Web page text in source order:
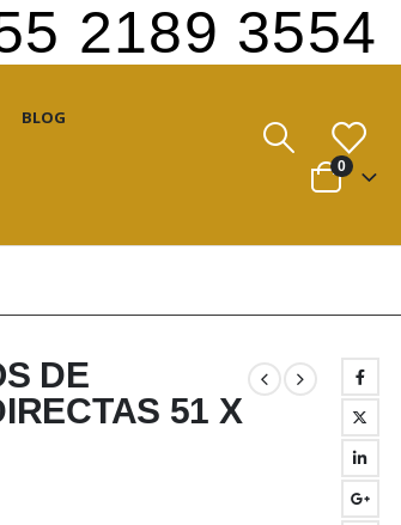
2189 3554
BLOG
0
DE
51 X